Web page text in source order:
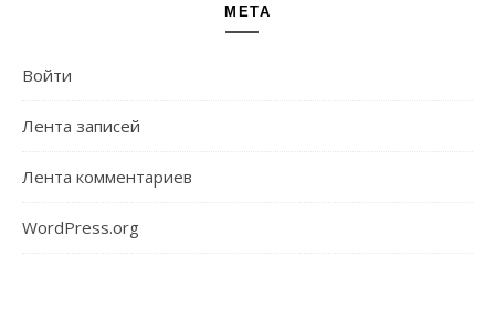
МЕТА
Войти
Лента записей
Лента комментариев
WordPress.org